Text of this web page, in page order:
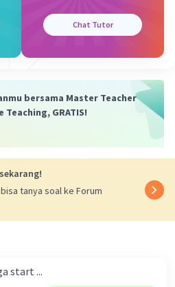
Chat Tutor
bersama Master Teacher
Teaching, GRATIS!
tanya soal ke Forum
start ...